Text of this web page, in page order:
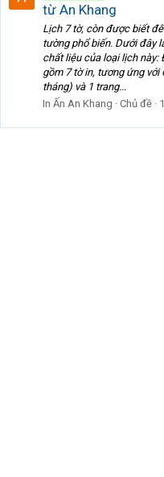
từ An Khang
Lịch 7 tờ, còn được biết
tường phổ biến. Dưới đây
chất liệu của loại lịch này:
gồm 7 tờ in, tương ứng
tháng) và 1 trang...
In Ấn An Khang
Chủ đề